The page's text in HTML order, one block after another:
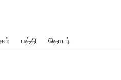
பத்தி தொடர்